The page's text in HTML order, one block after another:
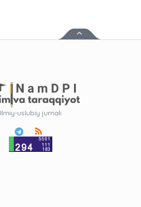
Ilmiy-uslubiy jurnali